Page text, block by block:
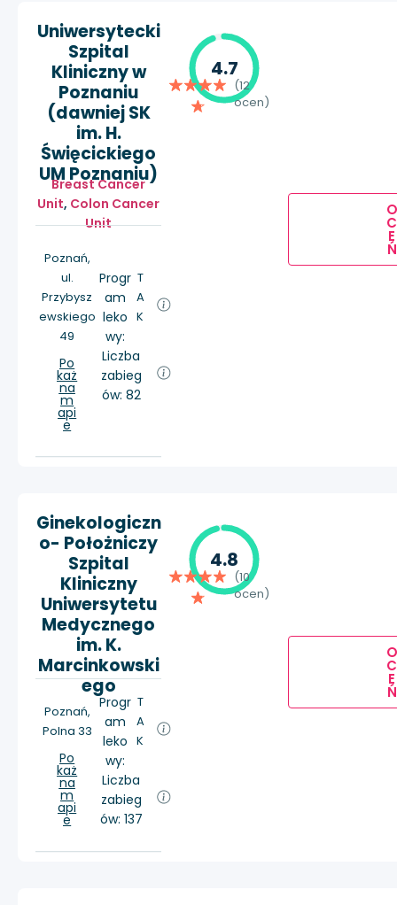
Uniwersytecki
Szpital
Kliniczny w
Poznaniu
(dawniej SK
im. H.
Święcickiego
UM Poznaniu)
Breast Cancer
Unit, Colon Cancer
Unit
Poznań,
ul.
Przybysz
ewskiego
49
Po
każ
na
m
api
e
Progr
am
leko
wy:
T
A
K
Liczba
zabieg
ów: 82
4.7
(12
ocen)
O
C
E
Ń
Ginekologiczn
o- Położniczy
Szpital
Kliniczny
Uniwersytetu
Medycznego
im. K.
Marcinkowski
ego
Poznań,
Polna 33
Po
każ
na
m
api
e
Progr
am
leko
wy:
T
A
K
Liczba
zabieg
ów: 137
4.8
(10
ocen)
O
C
E
Ń